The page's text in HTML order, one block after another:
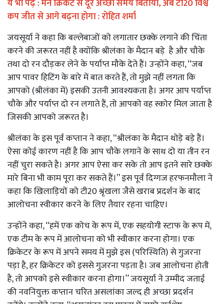
ये भी पढ़ें :मैंने क्रिकेट से दूर अच्छा समय बिताया, अब टी20 विश्व
कप जीत से आगे बढ़ना होगा : रोहित शर्मा
जयसूर्या ने कहा कि बल्लेबाजों को लगातार छक्के लगाने की चिंता
करने की जरूरत नहीं है क्योंकि श्रीलंका के मैदान बड़े है और चौके
तथा दो रन दौड़कर लेने के पर्याप्त मौके देते हैं। उन्होंने कहा, ‘‘जब
आप पावर हिटिंग के बारे में बात करते हैं, तो मुझे नहीं लगता कि
आपको (श्रीलंका में) इसकी उतनी आवश्यकता है। अगर आप पर्याप्त
चौके और पर्याप्त दो रन लगाते हैं, तो आपको वह स्कोर मिल जाता है
जिसकी आपको जरूरत है।
श्रीलंका के इस पूर्व कप्तान ने कहा, ‘‘श्रीलंका के मैदान थोड़े बड़े हैं।
ऐसा कोई कारण नहीं है कि आप चौके लगाने के साथ दो या तीन रन
नहीं चुरा सकते है। अगर आप ऐसा कर सके तो आप इतने सारे छक्के
मारे बिना भी काम पूरा कर सकते हैं।’’ इस पूर्व दिग्गज हरफनमौला ने
कहा कि खिलाड़ियों को टी20 श्रृंखला जैसे खराब प्रदर्शन के बाद
आलोचना स्वीकार करने के लिए तैयार रहना चाहिए।
उन्होंने कहा, ‘‘हमें एक कोच के रूप में, एक सहयोगी स्टाफ के रूप में,
एक टीम के रूप में आलोचना को भी स्वीकार करना होगा। एक
क्रिकेटर के रूप में अपने समय में मुझे इस (परिस्थिति) से गुजरना
पड़ा है, हर क्रिकेटर को इससे गुजरना पड़ता है। जब आलोचना होती
है, तो आपको इसे स्वीकार करना होगा।’’ जयसूर्या ने उम्मीद जताई
की नवनियुक्त कप्तान चरित असलांका जल्द ही अच्छा प्रदर्शन